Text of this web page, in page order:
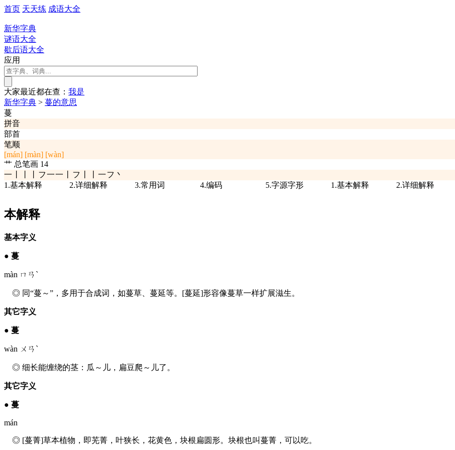
首页 天天练 成语大全
新华字典
谜语大全
歇后语大全
应用
大家最近都在查： 我是
新华字典 > 蔓的意思
蔓
拼音
部首
笔顺
[mán] [màn] [wàn]
艹 总笔画 14
一丨丨丨フ一一丨フ丨丨一フ丶
1.基本解释
2.详细解释 3.常用词 4.编码 5.字源字形 1.基本解释 2.详细解释
本解释
基本字义
● 蔓
màn ㄇㄢˋ
◎ 同“蔓～”，多用于合成词，如蔓草、蔓延等。[蔓延]形容像蔓草一样扩展滋生。
其它字义
● 蔓
wàn ㄨㄢˋ
◎ 细长能缠绕的茎：瓜～儿，扁豆爬～儿了。
其它字义
● 蔓
mán
◎ [蔓菁]草本植物，即芜菁，叶狭长，花黄色，块根扁圆形。块根也叫蔓菁，可以吃。